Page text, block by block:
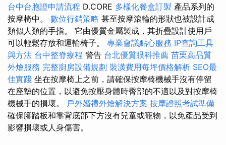
台中台胞證申請流程 D.CORE 多樣化餐盒訂製 產品系列的
按摩椅中。 數位行銷策略 甚至按摩滾輪的形狀也被設計成
類似人類的手指。 它由優質金屬製成，其折疊設計使用戶
可以輕鬆存放和運輸椅子。 專業會議點心服務 IP查詢工具
與方法 台中整脊療程 警告 台北優質眼科推薦 苗栗高品質
外燴服務 完整廚房設備規劃 裝潢費用每坪價格解析 SEO最
佳實踐 坐在按摩椅上之前，請確保按摩椅機械手沒有停留
在座墊的位置，以避免按壓身體時臀部的不適以及對按摩椅
機械手的損壞。 戶外婚禮外燴解決方案 按摩證照考試準備
確保腳踏板和靠背底部下方沒有兒童或寵物，以免產品受到
影響損壞或人身傷害。